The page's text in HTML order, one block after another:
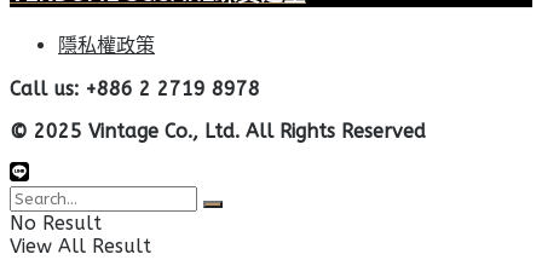
隱私權政策
Call us: +886 2 2719 8978
© 2025 Vintage Co., Ltd. All Rights Reserved
No Result
View All Result